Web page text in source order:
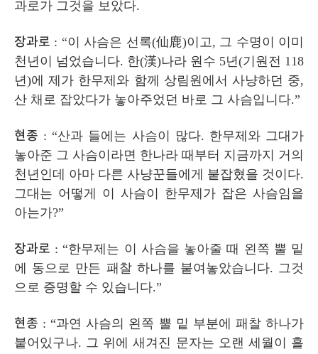
과로가 그것을 보았다.
장과로 : “이 사슴은 선록(仙鹿)이고, 그 수명이 이미
천년이 넘었습니다. 한(漢)나라 원수 5년(기원전 118
년)에 제가 한무제와 함께 상림원에서 사냥하던 중,
산 채로 잡았다가 놓아주었던 바로 그 사슴입니다.”
현종 : “산과 들에는 사슴이 많다. 한무제와 그대가
놓아준 그 사슴이라면 한나라 때부터 지금까지 거의
천년인데 아마 다른 사냥꾼들에게 붙잡혔을 것이다.
그대는 어떻게 이 사슴이 한무제가 잡은 사슴임을
아는가?”
장과로 : “한무제는 이 사슴을 놓아줄 때 왼쪽 뿔 밑
에 동으로 만든 패찰 하나를 붙여놓았습니다. 그것
으로 증명할 수 있습니다.”
현종 : “과연 사슴의 왼쪽 뿔 밑 부분에 패찰 하나가
붙어있구나. 그 위에 새겨진 문자는 오랜 세월이 흘